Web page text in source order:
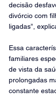
decisão
divórcio com
ligadas”,
Essa
familiares
de vista da
prolongadas
constante